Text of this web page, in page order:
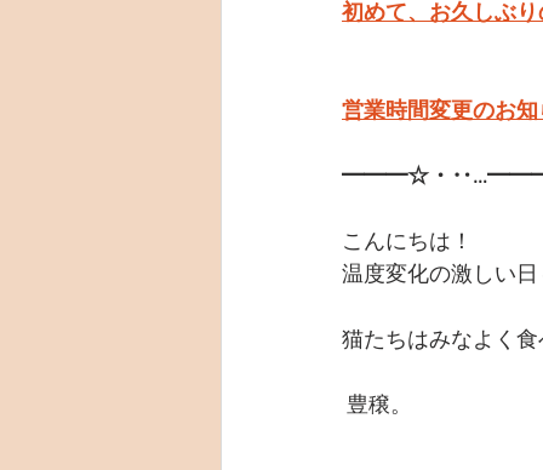
初めて、お久しぶ
営業時間変更のお
━━━☆・
こんにちは！
温度変化の激しい
猫たちはみなよく
豊穣。